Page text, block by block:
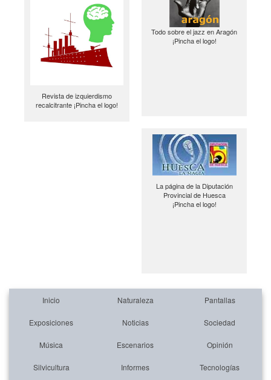
Revista de izquierdismo
recalcitrante ¡Pincha el logo!
Todo sobre el jazz en Aragón
¡Pincha el logo!
La página de la Diputación
Provincial de Huesca
¡Pincha el logo!
Inicio Naturaleza Pantallas
Exposiciones Noticias Sociedad
Música Escenarios Opinión
Silvicultura Informes Tecnologías